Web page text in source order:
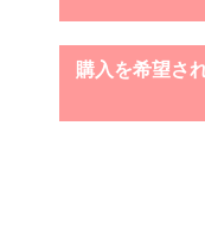
購入を希望さ